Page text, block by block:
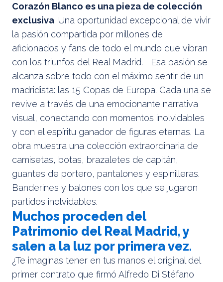
Corazón Blanco es una pieza de colección
exclusiva. Una oportunidad excepcional de vivir
la pasión compartida por millones de
aficionados y fans de todo el mundo que vibran
con los triunfos del Real Madrid. Esa pasión se
alcanza sobre todo con el máximo sentir de un
madridista: las 15 Copas de Europa. Cada una se
revive a través de una emocionante narrativa
visual, conectando con momentos inolvidables
y con el espíritu ganador de figuras eternas. La
obra muestra una colección extraordinaria de
camisetas, botas, brazaletes de capitán,
guantes de portero, pantalones y espinilleras.
Banderines y balones con los que se jugaron
partidos inolvidables.
Muchos proceden del
Patrimonio del Real Madrid, y
salen a la luz por primera vez.
¿Te imaginas tener en tus manos el original del
primer contrato que firmó Alfredo Di Stéfano